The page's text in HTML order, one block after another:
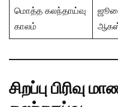
மொத்த கலந்தாய்வு
காலம்
சிறப்பு பிரிவு